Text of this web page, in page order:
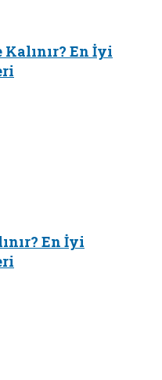
Kalınır? En İyi
En İyi